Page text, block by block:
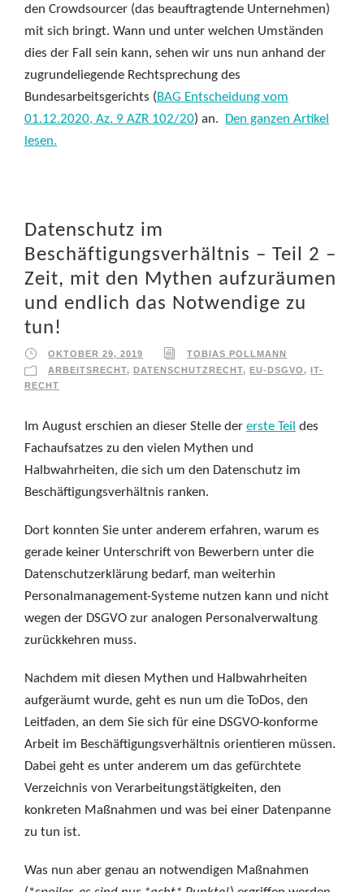
den Crowdsourcer (das beauftragtende Unternehmen)
mit sich bringt. Wann und unter welchen Umständen
dies der Fall sein kann, sehen wir uns nun anhand der
zugrundeliegende Rechtsprechung des
Bundesarbeitsgerichts (BAG Entscheidung vom
01.12.2020, Az. 9 AZR 102/20) an.
Den ganzen Artikel
lesen.
Datenschutz im
Beschäftigungsverhältnis – Teil 2 –
Zeit, mit den Mythen aufzuräumen
und endlich das Notwendige zu
tun!
OKTOBER 29, 2019
TOBIAS POLLMANN
ARBEITSRECHT, DATENSCHUTZRECHT, EU-DSGVO,
IT-
RECHT
Im August erschien an dieser Stelle der erste Teil des
Fachaufsatzes zu den vielen Mythen und
Halbwahrheiten, die sich um den Datenschutz im
Beschäftigungsverhältnis ranken.
Dort konnten Sie unter anderem erfahren, warum es
gerade keiner Unterschrift von Bewerbern unter die
Datenschutzerklärung bedarf, man weiterhin
Personalmanagement-Systeme nutzen kann und nicht
wegen der DSGVO zur analogen Personalverwaltung
zurückkehren muss.
Nachdem mit diesen Mythen und Halbwahrheiten
aufgeräumt wurde, geht es nun um die ToDos, den
Leitfaden, an dem Sie sich für eine DSGVO-konforme
Arbeit im Beschäftigungsverhältnis orientieren müssen.
Dabei geht es unter anderem um das gefürchtete
Verzeichnis von Verarbeitungstätigkeiten, den
konkreten Maßnahmen und was bei einer Datenpanne
zu tun ist.
Was nun aber genau an notwendigen Maßnahmen